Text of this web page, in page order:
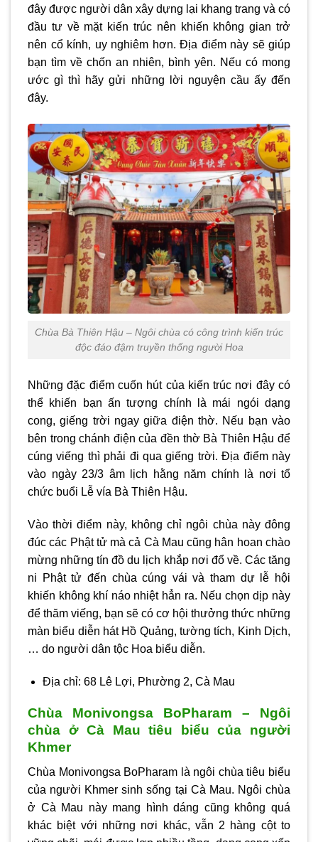
đây được người dân xây dựng lại khang trang và có
đầu tư về mặt kiến trúc nên khiến không gian trở
nên cổ kính, uy nghiêm hơn. Địa điểm này sẽ giúp
bạn tìm về chốn an nhiên, bình yên. Nếu có mong
ước gì thì hãy gửi những lời nguyện cầu ấy đến
đây.
Chùa Bà Thiên Hậu – Ngôi chùa có công trình kiến trúc
độc đáo đậm truyền thống người Hoa
Những đặc điểm cuốn hút của kiến trúc nơi đây có
thể khiến bạn ấn tượng chính là mái ngói dạng
cong, giếng trời ngay giữa điện thờ. Nếu bạn vào
bên trong chánh điện của đền thờ Bà Thiên Hậu để
cúng viếng thì phải đi qua giếng trời. Địa điểm này
vào ngày 23/3 âm lịch hằng năm chính là nơi tổ
chức buổi Lễ vía Bà Thiên Hậu.
Vào thời điểm này, không chỉ ngôi chùa này đông
đúc các Phật tử mà cả Cà Mau cũng hân hoan chào
mừng những tín đồ du lịch khắp nơi đổ về. Các tăng
ni Phật tử đến chùa cúng vái và tham dự lễ hội
khiến không khí náo nhiệt hẳn ra. Nếu chọn dịp này
để thăm viếng, bạn sẽ có cơ hội thưởng thức những
màn biểu diễn hát Hồ Quảng, tường tích, Kinh Dịch,
… do người dân tộc Hoa biểu diễn.
Địa chỉ: 68 Lê Lợi, Phường 2, Cà Mau
Chùa Monivongsa BoPharam – Ngôi
chùa ở Cà Mau tiêu biểu của người
Khmer
Chùa Monivongsa BoPharam là ngôi chùa tiêu biểu
của người Khmer sinh sống tại Cà Mau. Ngôi chùa
ở Cà Mau này mang hình dáng cũng không quá
khác biệt với những nơi khác, vẫn 2 hàng cột to